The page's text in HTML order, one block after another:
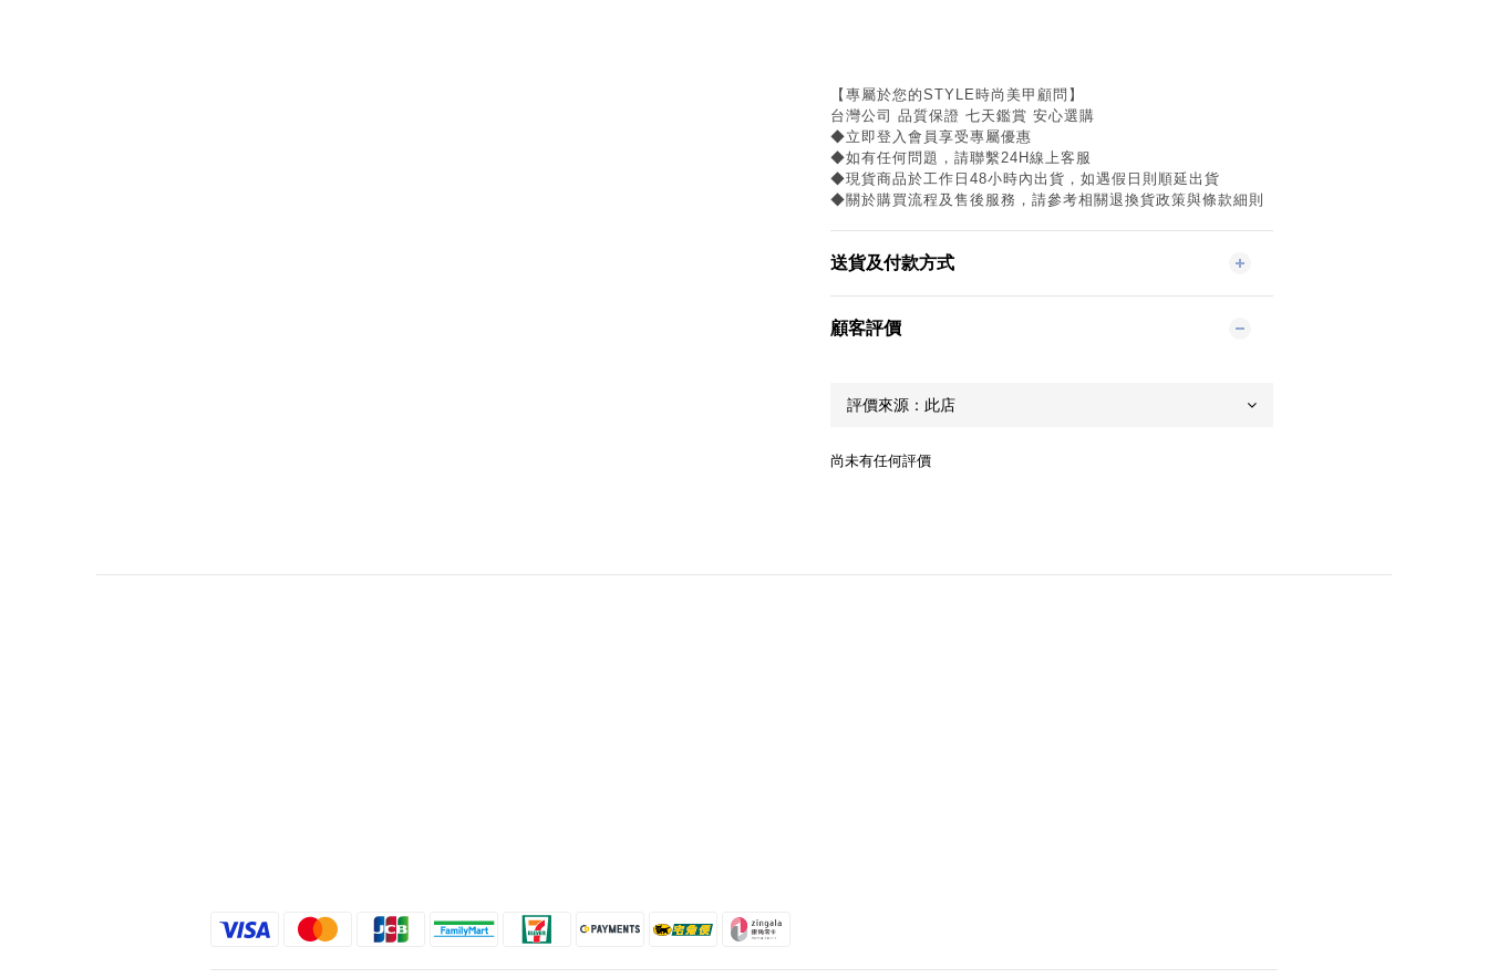
【專屬於您的STYLE時尚美甲顧問】
台灣公司 品質保證 七天鑑賞 安心選購
◆立即登入會員享受專屬優惠
◆如有任何問題，請聯繫24H線上客服
◆現貨商品於工作日48小時內出貨，如遇假日則順延出貨
◆關於購買流程及售後服務，請參考相關退換貨政策與條款細則
送貨及付款方式
顧客評價
尚未有任何評價